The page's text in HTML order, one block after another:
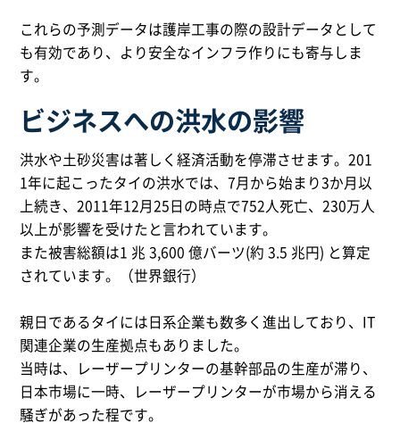
これらの予測データは護岸工事の際の設計データとして
も有効であり、より安全なインフラ作りにも寄与しま
す。
ビジネスへの洪水の影響
洪水や土砂災害は著しく経済活動を停滞させます。201
1年に起こったタイの洪水では、7月から始まり3か月以
上続き、2011年12月25日の時点で752人死亡、230万人
以上が影響を受けたと言われています。
また被害総額は1 兆 3,600 億バーツ(約 3.5 兆円) と算定
されています。（世界銀行）
親日であるタイには日系企業も数多く進出しており、IT
関連企業の生産拠点もありました。
当時は、レーザープリンターの基幹部品の生産が滞り、
日本市場に一時、レーザープリンターが市場から消える
騒ぎがあった程です。